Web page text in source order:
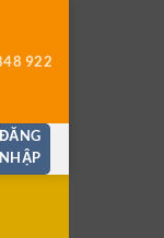
922
ĐĂNG
NHẬP